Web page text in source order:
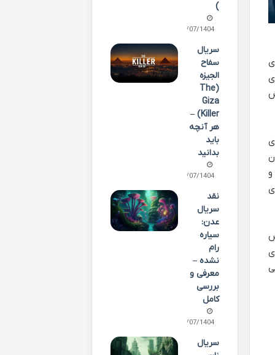
و
)
24/07/1404
سریال
سفاح
الجیزه
(The
Giza
Killer) –
هر آنچه
باید
بدانید
15/07/1404
نقد
سریال
عدن:
سیاره
رام
نشده –
معرفی و
بررسی
کامل
08/07/1404
سریال